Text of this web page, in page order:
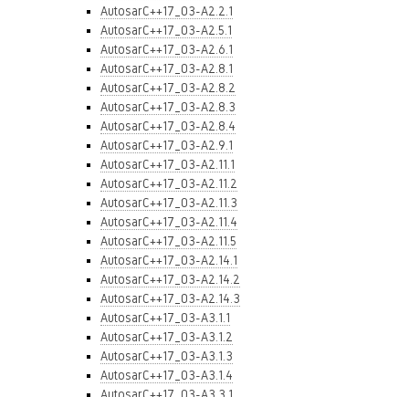
AutosarC++17_03-A2.2.1
AutosarC++17_03-A2.5.1
AutosarC++17_03-A2.6.1
AutosarC++17_03-A2.8.1
AutosarC++17_03-A2.8.2
AutosarC++17_03-A2.8.3
AutosarC++17_03-A2.8.4
AutosarC++17_03-A2.9.1
AutosarC++17_03-A2.11.1
AutosarC++17_03-A2.11.2
AutosarC++17_03-A2.11.3
AutosarC++17_03-A2.11.4
AutosarC++17_03-A2.11.5
AutosarC++17_03-A2.14.1
AutosarC++17_03-A2.14.2
AutosarC++17_03-A2.14.3
AutosarC++17_03-A3.1.1
AutosarC++17_03-A3.1.2
AutosarC++17_03-A3.1.3
AutosarC++17_03-A3.1.4